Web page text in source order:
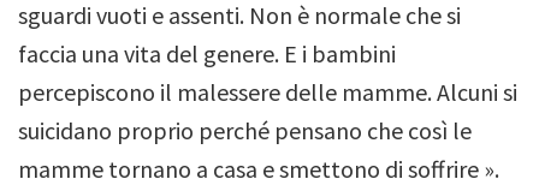
sguardi vuoti e assenti. Non è normale che si
faccia una vita del genere. E i bambini
percepiscono il malessere delle mamme.Alcuni si
suicidano proprio perché pensano che così le
mamme tornano a casa e smettono di soffrire ».